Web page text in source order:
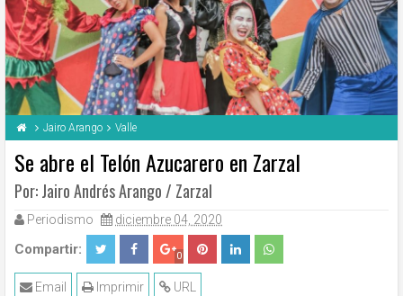
Jairo Arango Valle
Se abre el Telón Azucarero en Zarzal
Por: Jairo Andrés Arango / Zarzal
Periodismo diciembre 04, 2020
Compartir: 0
URL
Imprimir
Email